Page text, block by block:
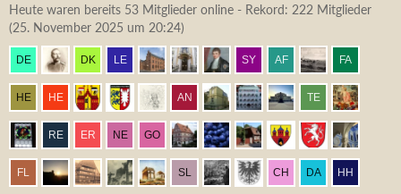
Heute waren bereits 53 Mitglieder online - Rekord: 222 Mitglieder
(25. November 2025 um 20:24)